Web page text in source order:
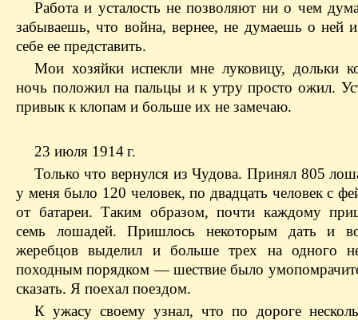
Работа и усталость не позволяют ни о чем
забываешь, что война, вернее, не думаешь о ней
себе ее представить.
Мои хозяйки испекли мне луковицу, дольки
ночь положил на пальцы и к утру просто ожил.
привык к клопам и больше их не замечаю.
23 июля 1914 г.
Только что вернулся из Чудова. Принял 805
у меня было 120 человек, по двадцать человек с
от батареи. Таким образом, почти каждому
семь лошадей. Пришлось некоторым дать и
жеребцов выделил и больше трех на одного
походным порядком — шествие было
сказать. Я поехал поездом.
К ужасу своему узнал, что по дороге